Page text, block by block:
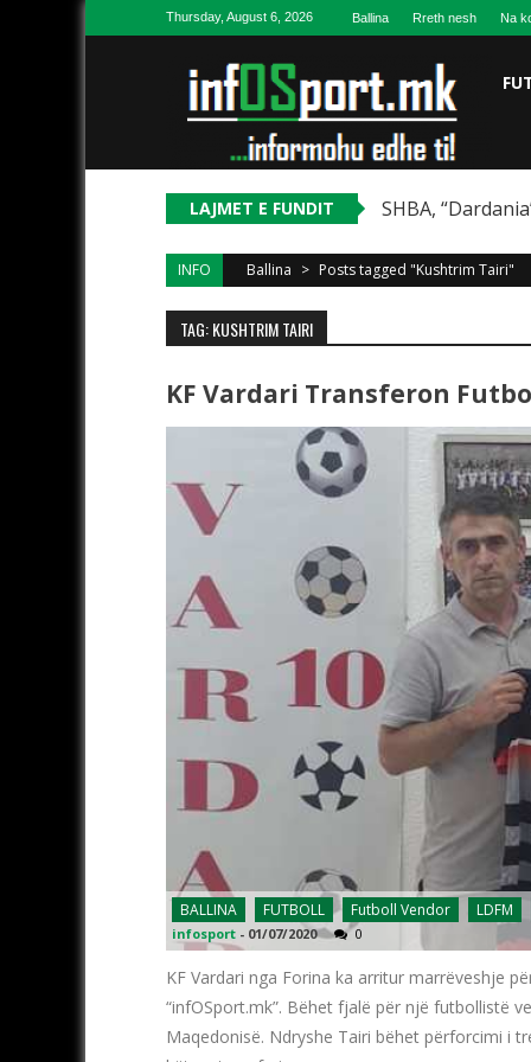
Skip to contentThursday, August 6, 2026 Ballina Rreth nesh Na
LAJMET E FUNDIT SHBA,
INFO Ballina > Posts tagged "Kushtrim Tairi"
TAG: KUSHTRIM TAIRI
KF Vardari Transferon
BALLINA FUTBOLL Futboll Vendor LDFM
infosport - 01/07/2020 0
KF Vardari nga Forina ka arritur marrëveshje
“infOSport.mk”. Bëhet fjalë për një futbollistë
Maqedonisë. Ndryshe Tairi bëhet përforcimi i